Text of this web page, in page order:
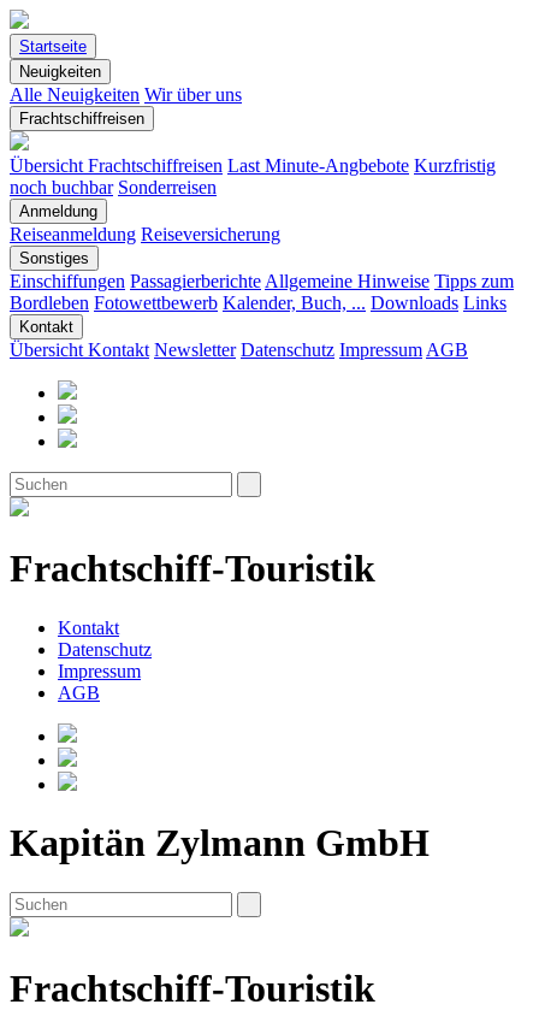
Startseite
Neuigkeiten
Alle Neuigkeiten Wir über uns
Frachtschiffreisen
Übersicht Frachtschiffreisen Last Minute-Angbebote Kurzfristig
noch buchbar Sonderreisen
Anmeldung
Reiseanmeldung Reiseversicherung
Sonstiges
Einschiffungen Passagierberichte Allgemeine Hinweise Tipps zum
Bordleben Fotowettbewerb Kalender, Buch, ... Downloads Links
Kontakt
Übersicht Kontakt Newsletter Datenschutz Impressum AGB
Frachtschiff-Touristik
Kontakt
Datenschutz
Impressum
AGB
Kapitän Zylmann GmbH
Frachtschiff-Touristik